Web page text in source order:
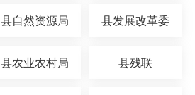
县自然资源局 县发展改革委
县农业农村局 县残联